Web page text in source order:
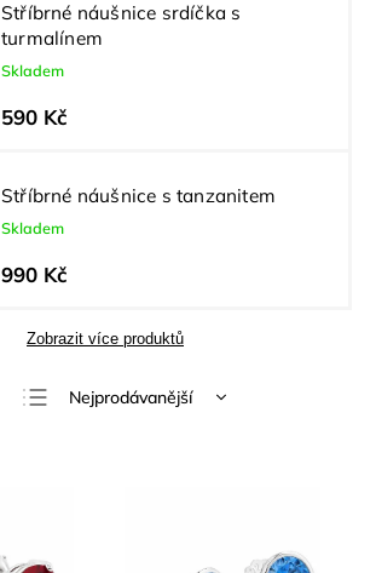
Stříbrné náušnice srdíčka s
turmalínem
Skladem
590 Kč
Stříbrné náušnice s tanzanitem
Skladem
990 Kč
Zobrazit více produktů
Nejprodávanější